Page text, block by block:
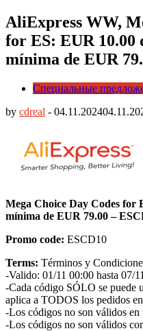
AliExpress WW,
for ES: EUR 10.00
mínima de EUR
Специальные
by cdreal - 04.11.2024
Mega Choice Day Codes for
mínima de EUR 79.00 –
Promo code: ESCD10
Terms: Términos y
-Valido: 01/11 00:00 hasta 07/
-Cada código SÓLO se puede
aplica a TODOS los pedidos
-Los códigos no son válidos en
-Los códigos no son válidos